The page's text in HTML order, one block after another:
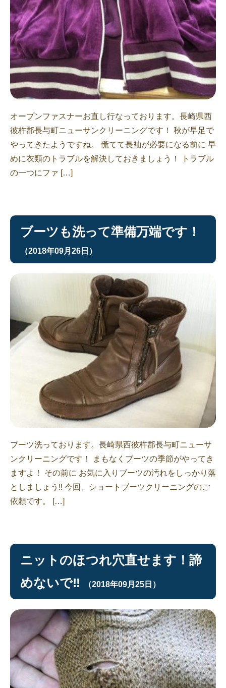
オープンファスナーお直し行なっております。長崎県西
彼杵郡長与町ニューサンクリーニングです！ 秋が早足で
やってきたようですね。 慌てて長袖が必要になる前に 早
めに衣類のトラブルを解決しておきましょう！ トラブル
の一つにファ […]
ブーツも洗って準備万端です！
（2018年09月26日）
ブーツ洗っております。長崎県西彼杵郡長与町ニューサ
ンクリーニングです！ まもなくブーツの季節がやってき
ますよ！ その前に お気に入りブーツの汚れをしっかり落
としましょう‼︎ 今回、ショートブーツクリーニングのご
依頼です。 […]
ニットのほつれ穴直せます！諦
めないで‼︎
（2018年09月25日）